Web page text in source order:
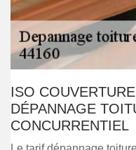
ISO
DÉPANNAGE
CONCURRENTIEL